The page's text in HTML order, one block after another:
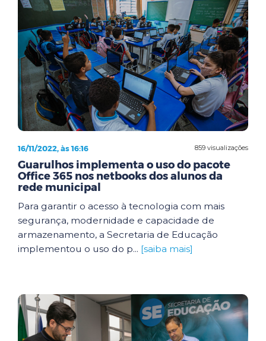
859 visualizações
16/11/2022, às 16:16
Guarulhos implementa o uso do pacote
Office 365 nos netbooks dos alunos da
rede municipal
Para garantir o acesso à tecnologia com mais
segurança, modernidade e capacidade de
armazenamento, a Secretaria de Educação
implementou o uso do p... [saiba mais]